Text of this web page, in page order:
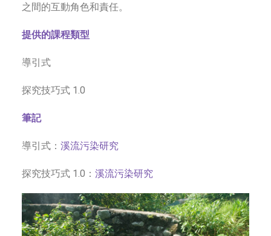
之間的互動角色和責任。
提供的課程類型
導引式
探究技巧式 1.0
筆記
導引式： 溪流污染研究
探究技巧式 1.0： 溪流污染研究